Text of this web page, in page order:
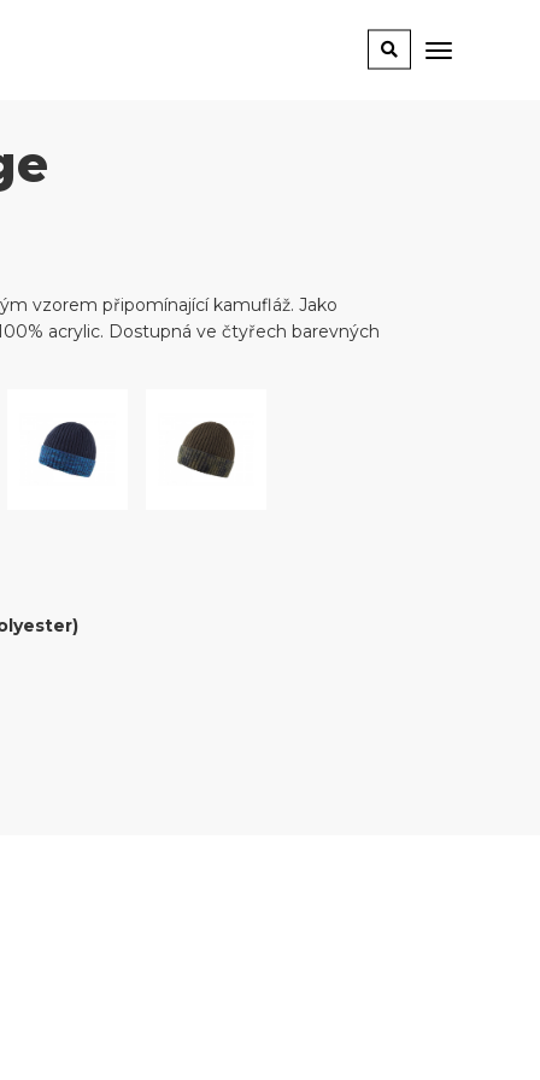
vzorem připomínající kamufláž. Jako
acrylic. Dostupná ve čtyřech barevných